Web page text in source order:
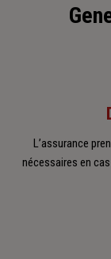
L’assurance
nécessaires en